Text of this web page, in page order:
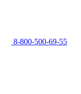
8-800-500-69-55